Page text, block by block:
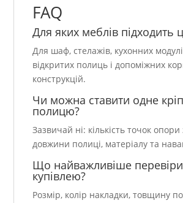
FAQ
Для яких меблів підходить
Для шаф, стелажів, кухонних
відкритих полиць і допоміжних
конструкцій.
Чи можна ставити одне
полицю?
Зазвичай ні: кількість точок
довжини полиці, матеріалу та
Що найважливіше
купівлею?
Розмір, колір накладки, товщину